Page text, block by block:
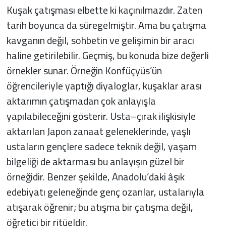
Kuşak çatışması elbette ki kaçınılmazdır. Zaten
tarih boyunca da süregelmiştir. Ama bu çatışma
kavganın değil, sohbetin ve gelişimin bir aracı
haline getirilebilir. Geçmiş, bu konuda bize değerli
örnekler sunar. Örneğin Konfüçyüs’ün
öğrencileriyle yaptığı diyaloglar, kuşaklar arası
aktarımın çatışmadan çok anlayışla
yapılabileceğini gösterir. Usta–çırak ilişkisiyle
aktarılan Japon zanaat geleneklerinde, yaşlı
ustaların gençlere sadece teknik değil, yaşam
bilgeliği de aktarması bu anlayışın güzel bir
örneğidir. Benzer şekilde, Anadolu’daki âşık
edebiyatı geleneğinde genç ozanlar, ustalarıyla
atışarak öğrenir; bu atışma bir çatışma değil,
öğretici bir ritüeldir.